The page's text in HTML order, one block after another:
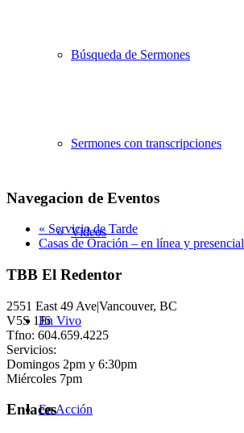
Búsqueda de Sermones
Sermones con transcripciones
Videos
En Vivo
En Acción
Navegacion de Eventos
« Servicio de Tarde
Casas de Oración – en línea y presencial
TBB El Redentor
2551 East 49 Ave|Vancouver, BC
V5S 1J6
Tfno: 604.659.4225
Servicios:
Domingos 2pm y 6:30pm
Miércoles 7pm
Enlaces